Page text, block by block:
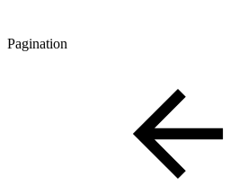
Pagination